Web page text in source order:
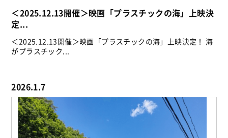
＜2025.12.13開催＞映画「プラスチックの海」上映決
定...
＜2025.12.13開催＞映画「プラスチックの海」上映決定！ 海
がプラスチック...
2026.1.7